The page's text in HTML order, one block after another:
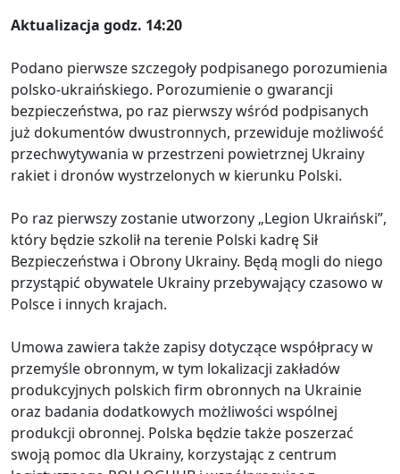
Aktualizacja godz. 14:20
Podano pierwsze szczegoły podpisanego porozumienia
polsko-ukraińskiego. Porozumienie o gwarancji
bezpieczeństwa, po raz pierwszy wśród podpisanych
już dokumentów dwustronnych, przewiduje możliwość
przechwytywania w przestrzeni powietrznej Ukrainy
rakiet i dronów wystrzelonych w kierunku Polski.
Po raz pierwszy zostanie utworzony „Legion Ukraiński”,
który będzie szkolił na terenie Polski kadrę Sił
Bezpieczeństwa i Obrony Ukrainy. Będą mogli do niego
przystąpić obywatele Ukrainy przebywający czasowo w
Polsce i innych krajach.
Umowa zawiera także zapisy dotyczące współpracy w
przemyśle obronnym, w tym lokalizacji zakładów
produkcyjnych polskich firm obronnych na Ukrainie
oraz badania dodatkowych możliwości wspólnej
produkcji obronnej. Polska będzie także poszerzać
swoją pomoc dla Ukrainy, korzystając z centrum